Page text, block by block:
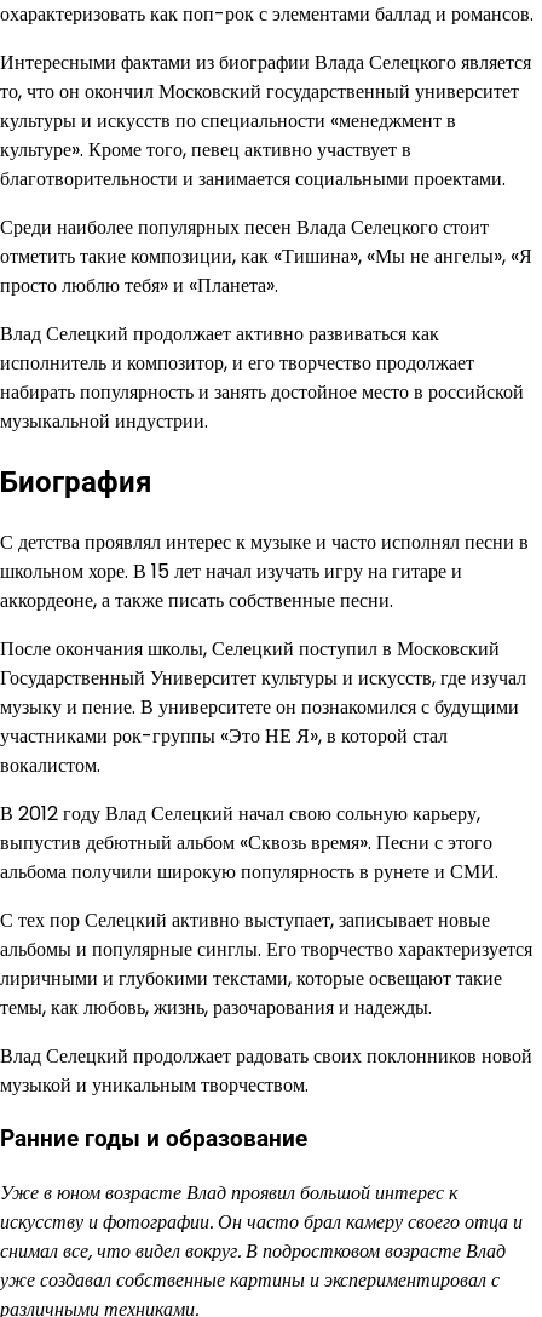
охарактеризовать как поп-рок с элементами баллад и романсов.
Интересными фактами из биографии Влада Селецкого является
то, что он окончил Московский государственный университет
культуры и искусств по специальности «менеджмент в
культуре». Кроме того, певец активно участвует в
благотворительности и занимается социальными проектами.
Среди наиболее популярных песен Влада Селецкого стоит
отметить такие композиции, как «Тишина», «Мы не ангелы», «Я
просто люблю тебя» и «Планета».
Влад Селецкий продолжает активно развиваться как
исполнитель и композитор, и его творчество продолжает
набирать популярность и занять достойное место в российской
музыкальной индустрии.
Биография
С детства проявлял интерес к музыке и часто исполнял песни в
школьном хоре. В 15 лет начал изучать игру на гитаре и
аккордеоне, а также писать собственные песни.
После окончания школы, Селецкий поступил в Московский
Государственный Университет культуры и искусств, где изучал
музыку и пение. В университете он познакомился с будущими
участниками рок-группы «Это НЕ Я», в которой стал
вокалистом.
В 2012 году Влад Селецкий начал свою сольную карьеру,
выпустив дебютный альбом «Сквозь время». Песни с этого
альбома получили широкую популярность в рунете и СМИ.
С тех пор Селецкий активно выступает, записывает новые
альбомы и популярные синглы. Его творчество характеризуется
лиричными и глубокими текстами, которые освещают такие
темы, как любовь, жизнь, разочарования и надежды.
Влад Селецкий продолжает радовать своих поклонников новой
музыкой и уникальным творчеством.
Ранние годы и образование
Уже в юном возрасте Влад проявил большой интерес к
искусству и фотографии. Он часто брал камеру своего отца и
снимал все, что видел вокруг. В подростковом возрасте Влад
уже создавал собственные картины и экспериментировал с
различными техниками.